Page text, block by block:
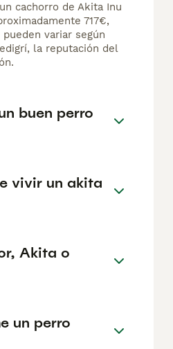
cachorro de Akita Inu
717€,
variar según
la reputación del
buen perro
vivir un akita
Akita o
un perro